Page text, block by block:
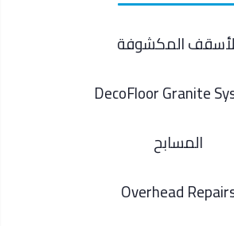
المكشوفة
DecoFloor Granite
المسابح
Overhead